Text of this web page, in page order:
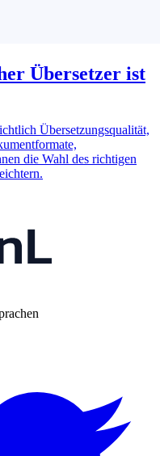
Übersetzer ist
Übersetzungsqualität,
die Wahl des richtigen